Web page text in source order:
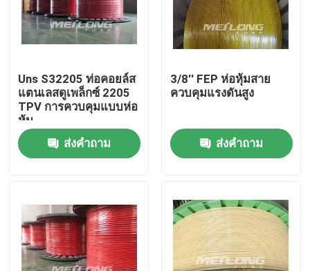
สินค้า
วิดีโอ
Uns S32205 ท่อคอยล์ส
แตนเลสดูเพล็กซ์ 2205
TPV การควบคุมแบบห่อ
หุ้ม
ส่งคำถาม
3/8'' FEP ห่อหุ้มสาย
ควบคุมแรงดันสูง
ส่งคำถาม